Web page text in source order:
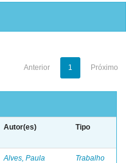
Anterior 1 Próximo
Autor(es) Tipo
Alves, Paula
Trabalho